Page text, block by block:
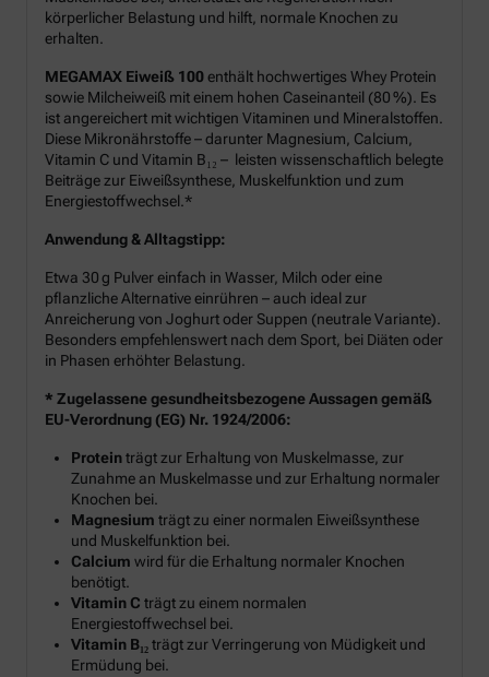
körperlicher Belastung und hilft, normale Knochen zu
erhalten.
MEGAMAX Eiweiß 100enthält hochwertiges Whey Protein
sowie Milcheiweiß mit einem hohen Caseinanteil (80 %). Es
ist angereichert mit wichtigen Vitaminen und Mineralstoffen.
Diese Mikronährstoffe – darunter Magnesium, Calcium,
Vitamin C und Vitamin B₁₂ – leisten wissenschaftlich belegte
Beiträge zur Eiweißsynthese, Muskelfunktion und zum
Energiestoffwechsel.*
Anwendung & Alltagstipp:
Etwa 30 g Pulver einfach in Wasser, Milch oder eine
pflanzliche Alternative einrühren – auch ideal zur
Anreicherung von Joghurt oder Suppen (neutrale Variante).
Besonders empfehlenswert nach dem Sport, bei Diäten oder
in Phasen erhöhter Belastung.
* Zugelassene gesundheitsbezogene Aussagen gemäß
EU-Verordnung (EG) Nr. 1924/2006:
Proteinträgt zur Erhaltung von Muskelmasse, zur
Zunahme an Muskelmasse und zur Erhaltung normaler
Knochen bei.
Magnesium trägt zu einer normalen Eiweißsynthese
und Muskelfunktion bei.
Calcium wird für die Erhaltung normaler Knochen
benötigt.
Vitamin C trägt zu einem normalen
Energiestoffwechsel bei.
Vitamin B₁₂trägt zur Verringerung von Müdigkeit und
Ermüdung bei.